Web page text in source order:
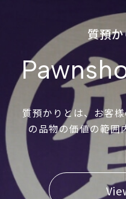
質預
質預かりとは、お客
の品物の価値の範囲